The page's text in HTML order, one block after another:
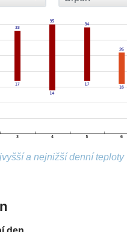
a nejnižší denní teploty